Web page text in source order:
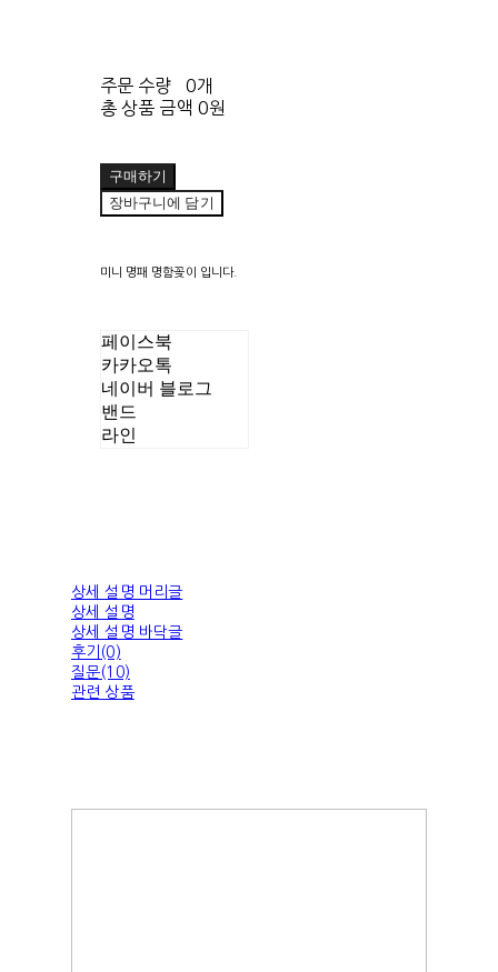
주문 수량
0개
총 상품 금액 0원
구매하기
장바구니에 담기
미니 명패 명함꽂이 입니다.
페이스북
카카오톡
네이버 블로그
밴드
라인
상세 설명 머리글
상세 설명
상세 설명 바닥글
후기(0)
질문(10)
관련 상품